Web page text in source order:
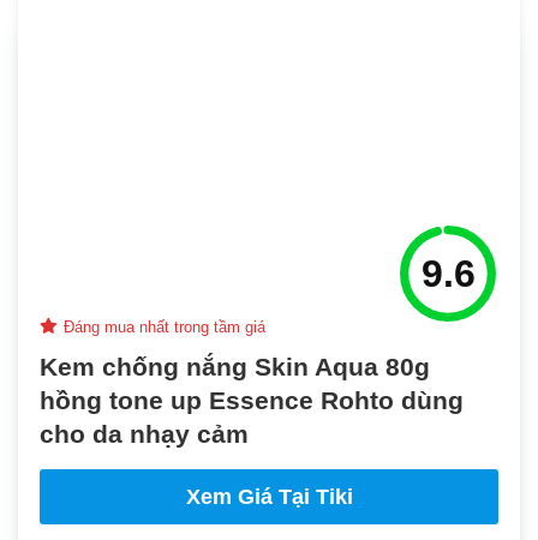
9.6
Đáng mua nhất trong tầm giá
Kem chống nắng Skin Aqua 80g
hồng tone up Essence Rohto dùng
cho da nhạy cảm
Xem Giá Tại Tiki